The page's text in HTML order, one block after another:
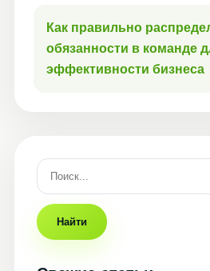
Как правильно
обязанности в команде
эффективности бизнеса
Найти